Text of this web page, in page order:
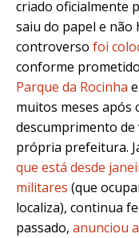
criado oficialmente
saiu do papel e não
controverso foi
conforme
Parque da Rocinha e
muitos meses após
descumprimento
própria prefeitura.
que está desde
militares (que
localiza), continua
passado, anunciou